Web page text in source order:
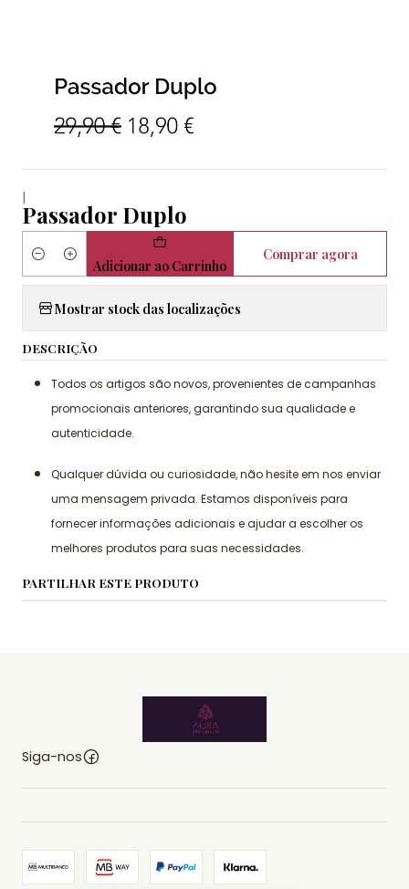
|
Passador Duplo
QuantidadeAdicionar ao Carrinho
Comprar agora
Mostrar stock das localizações
DESCRIÇÃO
Todos os artigos são novos, provenientes de campanhas
promocionais anteriores, garantindo sua qualidade e
autenticidade.
Qualquer dúvida ou curiosidade, não hesite em nos enviar
uma mensagem privada. Estamos disponíveis para
fornecer informações adicionais e ajudar a escolher os
melhores produtos para suas necessidades.
PARTILHAR ESTE PRODUTO
Siga-nos